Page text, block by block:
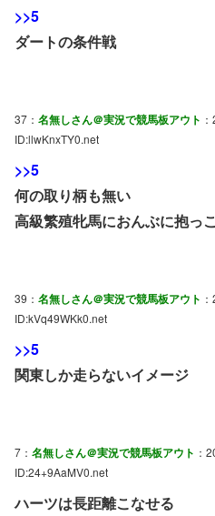
>>5
ダートの条件戦
37： 名無しさん＠実況で競馬板アウト
ID:llwKnxTY0.net
>>5
何の取り柄も無い
高級繁殖牝馬におんぶに抱っこ
39： 名無しさん＠実況で競馬板アウト
ID:kVq49WKk0.net
>>5
関東しか走らないイメージ
7： 名無しさん＠実況で競馬板アウト ：
ID:24+9AaMV0.net
ハーツは長距離こなせる